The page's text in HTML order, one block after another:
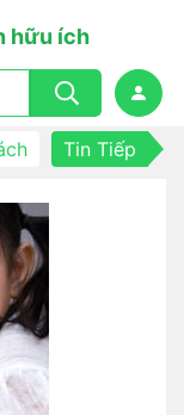
hữu ích
Tin Tiếp